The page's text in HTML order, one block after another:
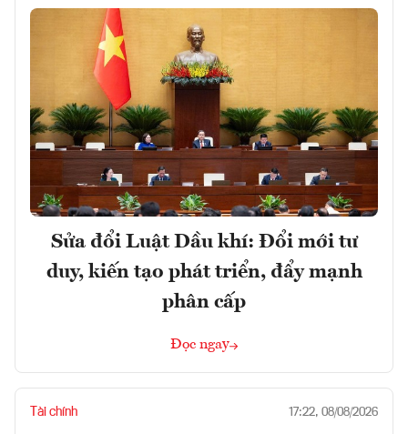
Sửa đổi Luật Dầu khí: Đổi mới tư
duy, kiến tạo phát triển, đẩy mạnh
phân cấp
Đọc ngay
Tài chính 17:22, 08/08/2026